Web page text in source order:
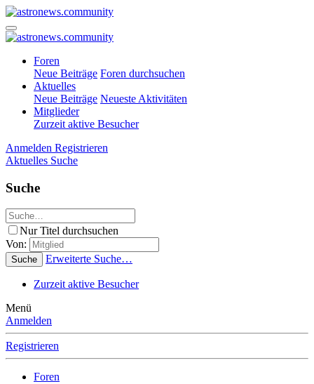
Foren
Neue Beiträge Foren durchsuchen
Aktuelles
Neue Beiträge Neueste Aktivitäten
Mitglieder
Zurzeit aktive Besucher
Anmelden Registrieren
Aktuelles Suche
Suche
Nur Titel durchsuchen
Von:
Suche Erweiterte Suche…
Zurzeit aktive Besucher
Menü
Anmelden
Registrieren
Foren